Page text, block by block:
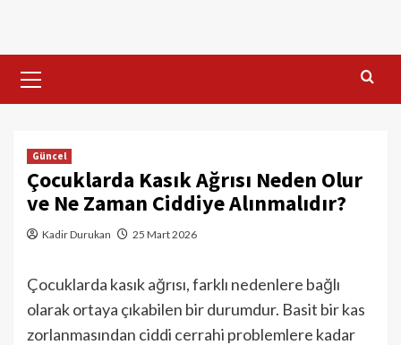
content
Menu
Güncel
Çocuklarda Kasık Ağrısı Neden Olur
ve Ne Zaman Ciddiye Alınmalıdır?
Kadir Durukan 25 Mart 2026
Çocuklarda kasık ağrısı, farklı nedenlere bağlı
olarak ortaya çıkabilen bir durumdur. Basit bir kas
zorlanmasından ciddi cerrahi problemlere kadar